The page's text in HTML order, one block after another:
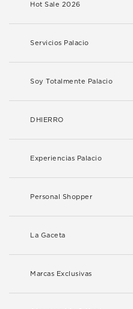
Hot Sale 2026
Servicios Palacio
Soy Totalmente Palacio
DHIERRO
Experiencias Palacio
Personal Shopper
La Gaceta
Marcas Exclusivas